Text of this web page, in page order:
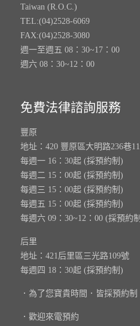
Taiwan (R.O.C.)
TEL:(04)2528-6069
FAX:(04)2528-3080
週一至週五 08：30~17：00
週六 08：30~12：00
免費法律諮詢服務
豐原
地址：420 豐原區大明路236巷
每週一 16：30起 (採預約制)
每週二 15：00起 (採預約制)
每週三 15：00起 (採預約制)
每週五 15：00起 (採預約制)
每週六 09：30~12：00 (採預約
后里
地址：421后里區三光路109號
每週四 18：30起 (採預約制)
．為了您寶貴時間．皆採預約制
．歡迎來電預約